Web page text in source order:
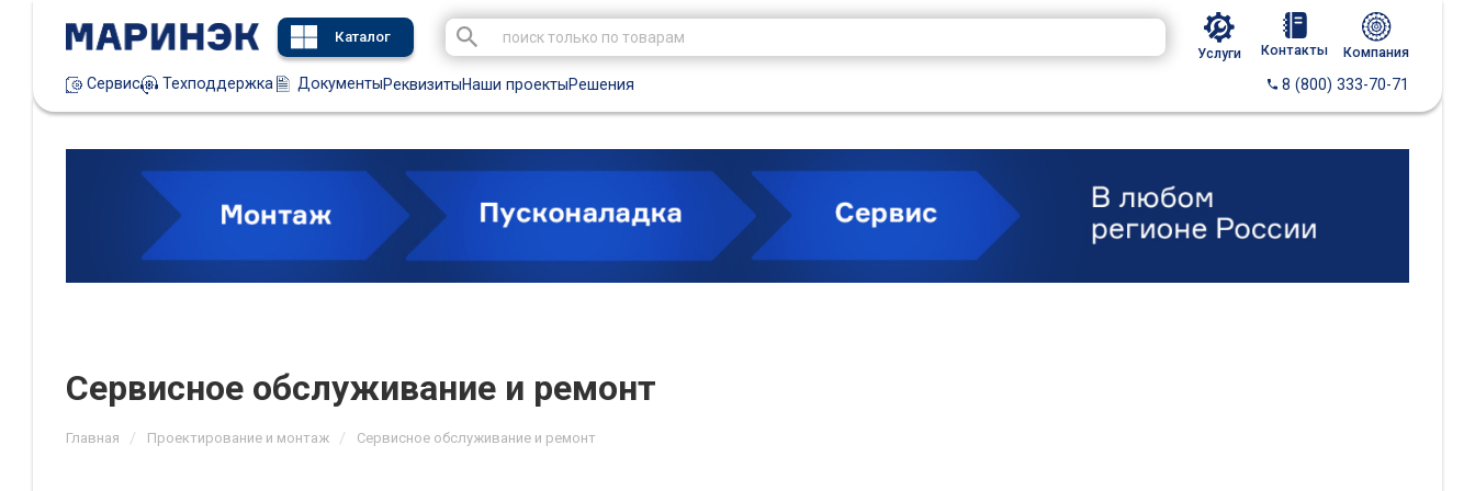
Каталог
Услуги Контакты Компания
Сервис Техподдержка ДокументыРеквизитыНаши проектыРешения 8 (800) 333-70-71
Сервисное обслуживание и ремонт
Главная / Проектирование и монтаж / Сервисное обслуживание и ремонт